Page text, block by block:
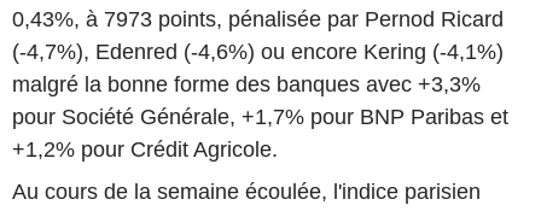
0,43%, à 7973 points, pénalisée par Pernod Ricard
(-4,7%), Edenred (-4,6%) ou encore Kering (-4,1%)
malgré la bonne forme des banques avec +3,3%
pour Société Générale, +1,7% pour BNP Paribas et
+1,2% pour Crédit Agricole.
Au cours de la semaine écoulée, l'indice parisien